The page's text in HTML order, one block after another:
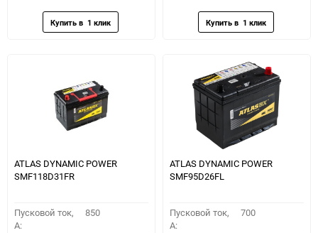
ATLAS DYNAMIC POWER
SMF118D31FR
Пусковой ток,
A:
850
ATLAS DYNAMIC POWER
SMF95D26FL
Пусковой ток,
A:
700